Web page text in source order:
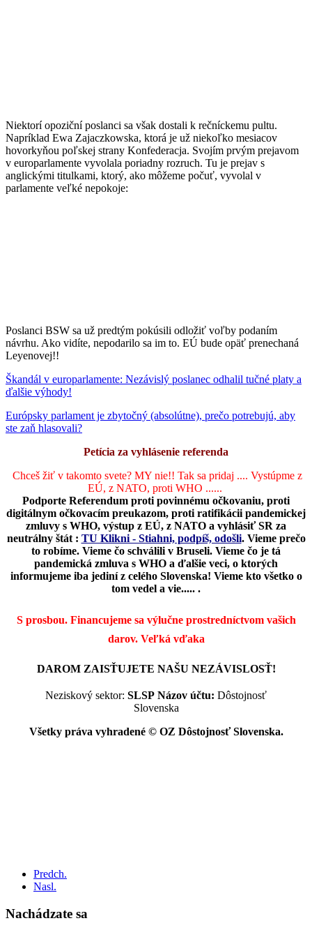
Niektorí opoziční poslanci sa však dostali k rečníckemu pultu.
Napríklad Ewa Zajaczkowska, ktorá je už niekoľko mesiacov
hovorkyňou poľskej strany Konfederacja. Svojím prvým prejavom
v europarlamente vyvolala poriadny rozruch. Tu je prejav s
anglickými titulkami, ktorý, ako môžeme počuť, vyvolal v
parlamente veľké nepokoje:
Poslanci BSW sa už predtým pokúsili odložiť voľby podaním
návrhu. Ako vidíte, nepodarilo sa im to. EÚ bude opäť prenechaná
Leyenovej!!
Škandál v europarlamente: Nezávislý poslanec odhalil tučné platy a
ďalšie výhody!
Európsky parlament je zbytočný (absolútne), prečo potrebujú, aby
ste zaň hlasovali?
Petícia za vyhlásenie referenda
Chceš žiť v takomto svete? MY nie!! Tak sa pridaj .... Vystúpme z
EÚ, z NATO, proti WHO ......
Podporte Referendum proti povinnému očkovaniu, proti
digitálnym očkovacím preukazom, proti ratifikácii pandemickej
zmluvy s WHO, výstup z EÚ, z NATO a vyhlásiť SR za
neutrálny štát : TU Klikni - Stiahni, podpíš, odošli. Vieme prečo
to robíme. Vieme čo schválili v Bruseli. Vieme čo je tá
pandemická zmluva s WHO a ďalšie veci, o ktorých
informujeme iba jediní z celého Slovenska! Vieme kto všetko o
tom vedel a vie..... .
S prosbou. Financujeme sa výlučne prostredníctvom vašich
darov. Veľká vďaka
DAROM ZAISŤUJETE NAŠU NEZÁVISLOSŤ!
Neziskový sektor: SLSP Názov účtu: Dôstojnosť
Slovenska
Všetky práva vyhradené © OZ Dôstojnosť Slovenska.
Predch.
Nasl.
Nachádzate sa